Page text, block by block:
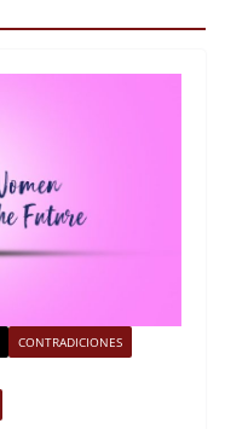
CONTRADICIONES